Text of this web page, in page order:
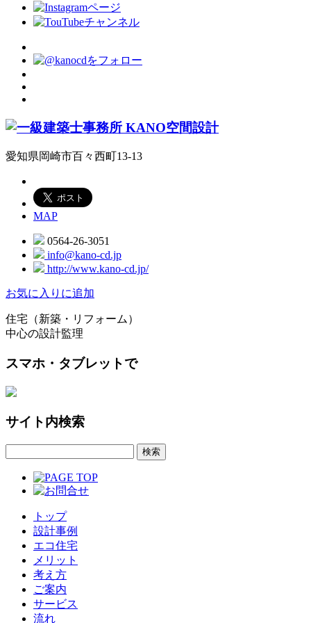
愛知県岡崎市百々西町13-13
MAP
0564-26-3051
info@kano-cd.jp
http://www.kano-cd.jp/
お気に入りに追加
住宅（新築・リフォーム）
中心の設計監理
スマホ・タブレットで
サイト内検索
トップ
設計事例
エコ住宅
メリット
考え方
ご案内
サービス
流れ